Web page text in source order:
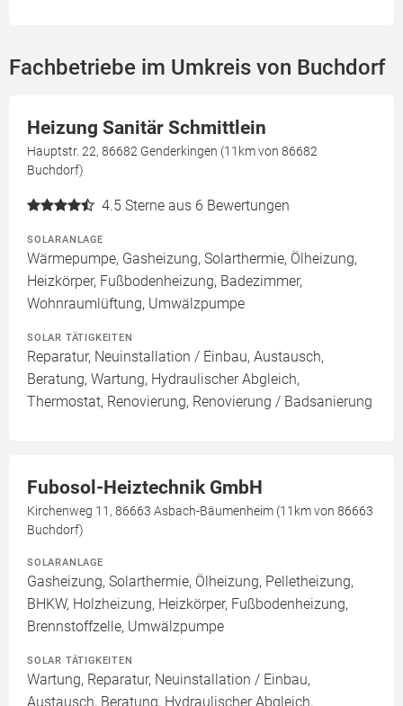
Fachbetriebe im Umkreis von Buchdorf
Heizung Sanitär Schmittlein
Hauptstr. 22, 86682 Genderkingen (11km von 86682
Buchdorf)
4.5 Sterne aus 6 Bewertungen
SOLARANLAGE
Wärmepumpe, Gasheizung, Solarthermie, Ölheizung,
Heizkörper, Fußbodenheizung, Badezimmer,
Wohnraumlüftung, Umwälzpumpe
SOLAR TÄTIGKEITEN
Reparatur, Neuinstallation / Einbau, Austausch,
Beratung, Wartung, Hydraulischer Abgleich,
Thermostat, Renovierung, Renovierung / Badsanierung
Fubosol-Heiztechnik GmbH
Kirchenweg 11, 86663 Asbach-Bäumenheim (11km von 86663
Buchdorf)
SOLARANLAGE
Gasheizung, Solarthermie, Ölheizung, Pelletheizung,
BHKW, Holzheizung, Heizkörper, Fußbodenheizung,
Brennstoffzelle, Umwälzpumpe
SOLAR TÄTIGKEITEN
Wartung, Reparatur, Neuinstallation / Einbau,
Austausch, Beratung, Hydraulischer Abgleich,